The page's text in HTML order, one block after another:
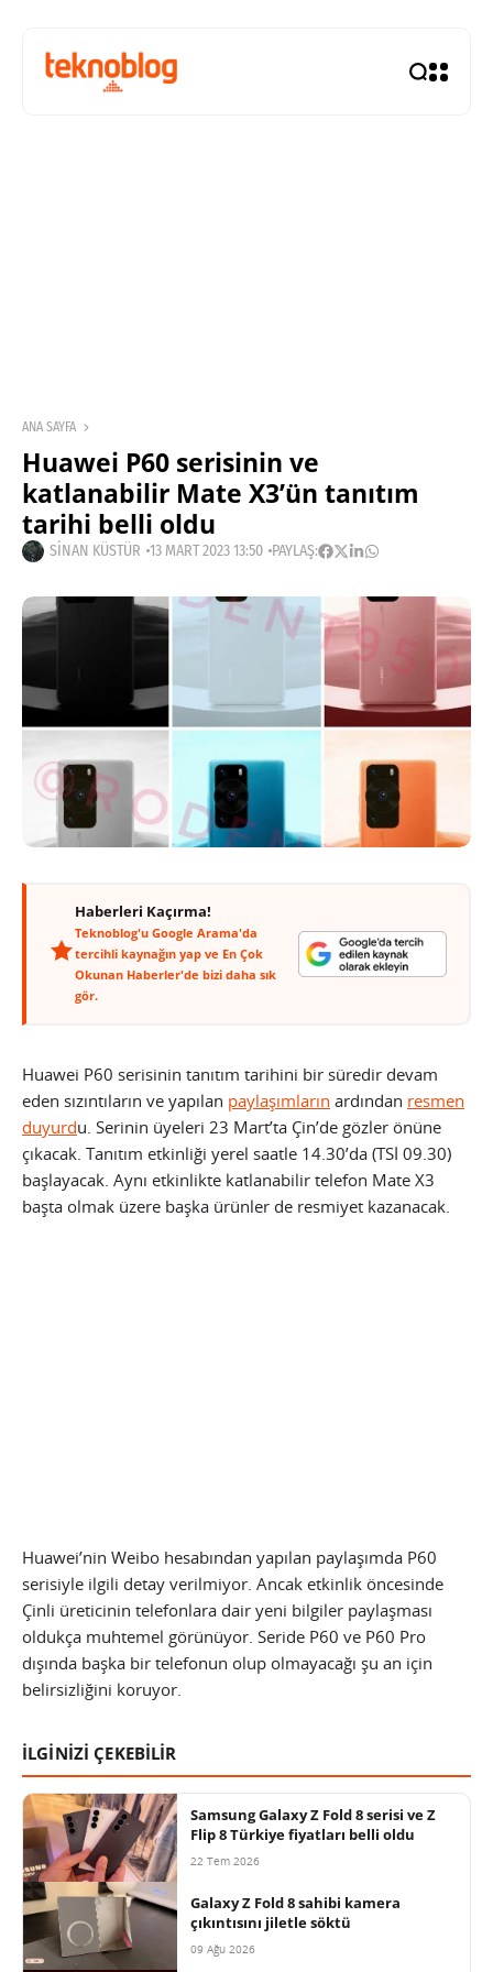
ANA SAYFA
Huawei P60 serisinin ve
katlanabilir Mate X3’ün tanıtım
tarihi belli oldu
SINAN KÜSTÜR 13 MART 2023 13:50 PAYLAŞ:
Haberleri Kaçırma!
Teknoblog'u Google Arama'da
tercihli kaynağın yap ve En Çok
Okunan Haberler'de bizi daha sık
gör.
Huawei P60 serisinin tanıtım tarihini bir süredir devam
eden sızıntıların ve yapılan paylaşımların ardından resmen
duyurdu. Serinin üyeleri 23 Mart’ta Çin’de gözler önüne
çıkacak. Tanıtım etkinliği yerel saatle 14.30’da (TSİ 09.30)
başlayacak. Aynı etkinlikte katlanabilir telefon Mate X3
başta olmak üzere başka ürünler de resmiyet kazanacak.
Huawei’nin Weibo hesabından yapılan paylaşımda P60
serisiyle ilgili detay verilmiyor. Ancak etkinlik öncesinde
Çinli üreticinin telefonlara dair yeni bilgiler paylaşması
oldukça muhtemel görünüyor. Seride P60 ve P60 Pro
dışında başka bir telefonun olup olmayacağı şu an için
belirsizliğini koruyor.
İLGİNİZİ ÇEKEBİLİR
Samsung Galaxy Z Fold 8 serisi ve Z
Flip 8 Türkiye fiyatları belli oldu
22 Tem 2026
Galaxy Z Fold 8 sahibi kamera
çıkıntısını jiletle söktü
09 Ağu 2026